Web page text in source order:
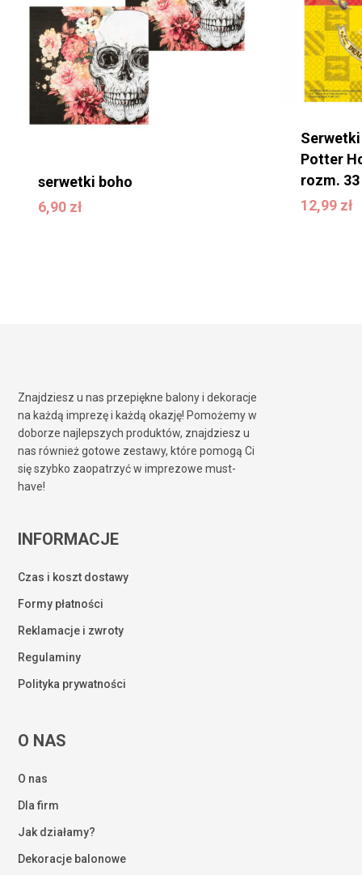
serwetki boho
6,90 zł
6,90zł
Potter
rozm.
12,99 zł
12,99zł
Znajdziesz u nas przepiękne balony i dekoracje
na każdą imprezę i każdą okazję! Pomożemy w
doborze najlepszych produktów, znajdziesz u
nas również gotowe zestawy, które pomogą Ci
się szybko zaopatrzyć w imprezowe must-
have!
INFORMACJE
Czas i koszt dostawy
Formy płatności
Reklamacje i zwroty
Regulaminy
Polityka prywatności
O NAS
O nas
Dla firm
Jak działamy?
Dekoracje balonowe